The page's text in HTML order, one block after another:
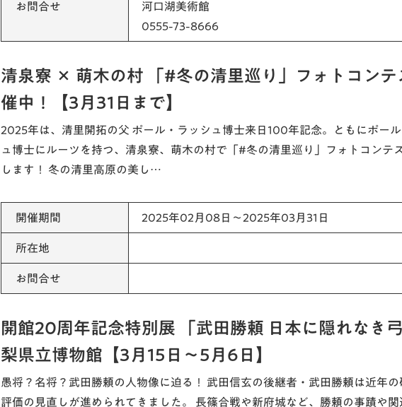
お問合せ
河口湖美術館
0555-73-8666
清泉寮 × 萌木の村 「#冬の清里巡り」フォトコンテ
催中！【3月31日まで】
2025年は、清里開拓の父 ポール・ラッシュ博士来日100年記念。ともにポー
ュ博士にルーツを持つ、清泉寮、萌木の村で「#冬の清里巡り」フォトコンテ
します！ 冬の清里高原の美し…
開催期間 2025年02月08日～2025年03月31日
所在地
お問合せ
開館20周年記念特別展 「武田勝頼 日本に隠れなき
梨県立博物館【3月15日～5月6日】
愚将？名将？武田勝頼の人物像に迫る！ 武田信玄の後継者・武田勝頼は近年の
評価の見直しが進められてきました。 長篠合戦や新府城など、勝頼の事蹟や関